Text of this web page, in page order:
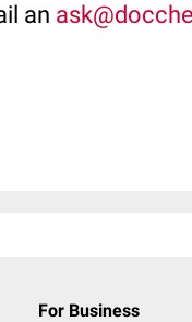
an
For Business